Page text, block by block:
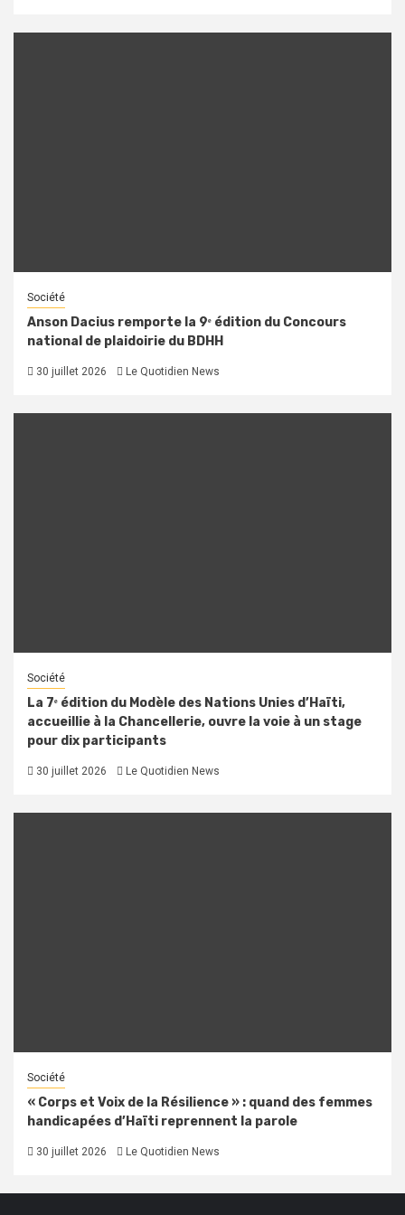
Société
Anson Dacius remporte la 9ᵉ édition du Concours
national de plaidoirie du BDHH
30 juillet 2026 Le Quotidien News
Société
La 7ᵉ édition du Modèle des Nations Unies d’Haïti,
accueillie à la Chancellerie, ouvre la voie à un stage
pour dix participants
30 juillet 2026 Le Quotidien News
Société
« Corps et Voix de la Résilience » : quand des femmes
handicapées d’Haïti reprennent la parole
30 juillet 2026 Le Quotidien News